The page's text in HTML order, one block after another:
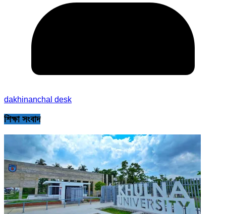
dakhinanchal desk
শিক্ষা সংবাদ